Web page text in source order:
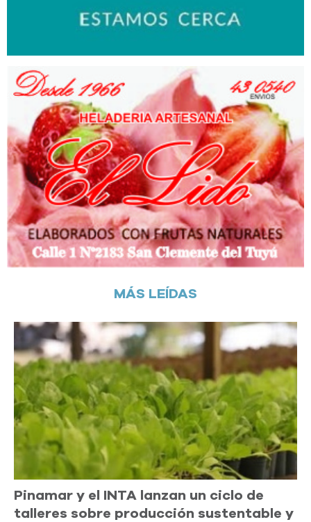
MÁS LEÍDAS
Pinamar y el INTA lanzan un ciclo de
talleres sobre producción sustentable y